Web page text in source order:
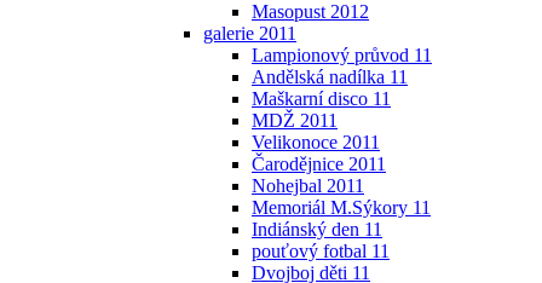
Masopust 2012
galerie 2011
Lampionový průvod 11
Andělská nadílka 11
Maškarní disco 11
MDŽ 2011
Velikonoce 2011
Čarodějnice 2011
Nohejbal 2011
Memoriál M.Sýkory 11
Indiánský den 11
pouťový fotbal 11
Dvojboj děti 11